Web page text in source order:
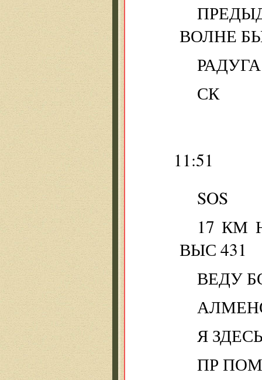
ВОЛНЕ
РАДУГА
СК
11:51
SOS
17 КМ
ВЫС 431
ВЕДУ
Я
ПР ПОМ